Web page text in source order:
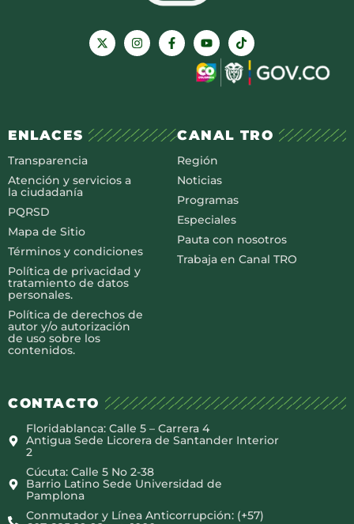
ENLACES
Transparencia
Atención y servicios a
la ciudadanía
PQRSD
Mapa de Sitio
Términos y condiciones
Política de privacidad y
tratamiento de datos
personales.
Política de derechos de
autor y/o autorización
de uso sobre los
contenidos.
CANAL TRO
Región
Noticias
Programas
Especiales
Pauta con nosotros
Trabaja en Canal TRO
CONTACTO
Floridablanca: Calle 5 – Carrera 4
Antigua Sede Licorera de Santander Interior
2
Cúcuta: Calle 5 No 2-38
Barrio Latino Sede Universidad de
Pamplona
Conmutador y Línea Anticorrupción: (+57)